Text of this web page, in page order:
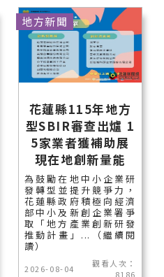
花蓮縣115年地方
型SBIR審查出爐 1
5家業者獲補助展
現在地創新量能
為鼓勵在地中小企業研
發轉型並提升競爭力，
花蓮縣政府積極向經濟
部中小及新創企業署爭
取「地方產業創新研發
推動計畫」...（繼續閱
讀）
2026-08-04
觀看人次：
8186
地方新聞